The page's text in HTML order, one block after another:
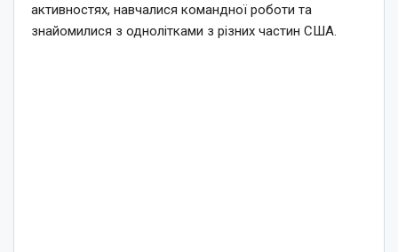
активностях, навчалися командної роботи та
знайомилися з однолітками з різних частин США.